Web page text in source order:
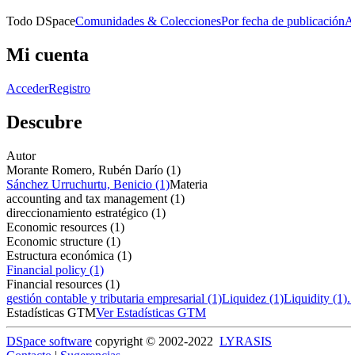
Todo DSpaceComunidades & ColeccionesPor fecha de publicación
Mi cuenta
AccederRegistro
Descubre
Autor
Morante Romero, Rubén Darío (1)
Sánchez Urruchurtu, Benicio (1)Materia
accounting and tax management (1)
direccionamiento estratégico (1)
Economic resources (1)
Economic structure (1)
Estructura económica (1)
Financial policy (1)
Financial resources (1)
gestión contable y tributaria empresarial (1)Liquidez (1)Liquidity (1)
Estadísticas GTMVer Estadísticas GTM
DSpace software copyright © 2002-2022 LYRASIS